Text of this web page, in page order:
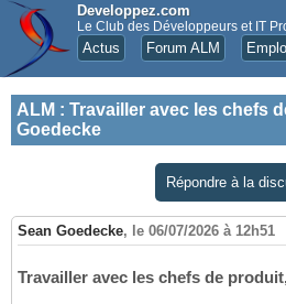
Developpez.com
Le Club des Développeurs et IT
Actus Forum ALM
ALM : Travailler avec les chefs
Goedecke
Répondre à la
Sean Goedecke, le 06/07/2026 à 12h51
Travailler avec les chefs de